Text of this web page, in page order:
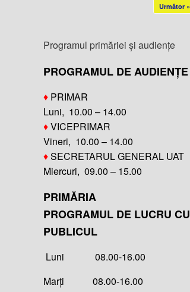
Următor »
Programul primăriei și audiențe
PROGRAMUL DE AUDIENȚE
♦ PRIMAR
Luni, 10.00 – 14.00
♦VICEPRIMAR
Vineri, 10.00 – 14.00
♦SECRETARUL GENERAL UAT
Miercuri, 09.00 – 15.00
PRIMĂRIA
PROGRAMUL DE LUCRU CU
PUBLICUL
Luni 08.00-16.00
Marți 08.00-16.00